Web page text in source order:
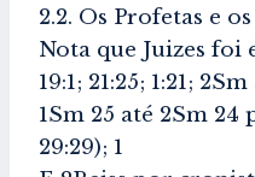
2.2. Os Profetas e
Nota que Juizes foi
19:1; 21:25; 1:21;
1Sm 25 até 2Sm 24
29:29); 1